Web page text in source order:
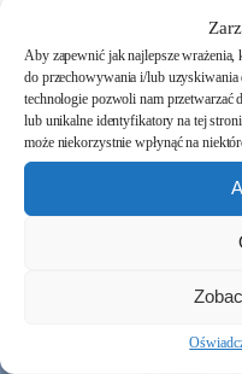
Aby zapewnić jak najlepsze
do przechowywania i/lub uzyskiwania
technologie pozwoli nam przetwarzać
lub unikalne identyfikatory na tej
może niekorzystnie wpłynąć na
KELIN 2
10 x 3,5 m